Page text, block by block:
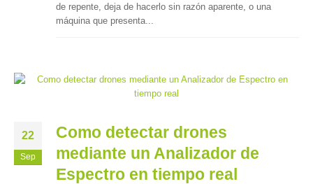
de repente, deja de hacerlo sin razón aparente, o una
máquina que presenta...
22
Sep
Como detectar drones
mediante un Analizador de
Espectro en tiempo real